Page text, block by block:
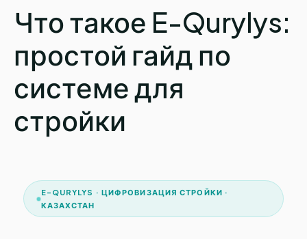
Что такое E-Qurylys:
простой гайд по
системе для
стройки
E-QURYLYS · ЦИФРОВИЗАЦИЯ СТРОЙКИ ·
КАЗАХСТАН